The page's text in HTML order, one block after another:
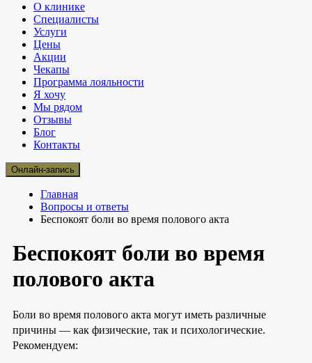
О клинике
Специалисты
Услуги
Цены
Акции
Чекапы
Программа лояльности
Я хочу
Мы рядом
Отзывы
Блог
Контакты
Онлайн-запись
Главная
Вопросы и ответы
Беспокоят боли во время полового акта
Беспокоят боли во время
полового акта
Боли во время полового акта могут иметь различные
причины — как физические, так и психологические.
Рекомендуем: